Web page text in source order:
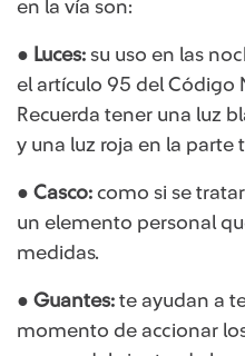
en la vía son:
● Luces: su uso en las
el artículo 95 del Código
Recuerda tener una luz
y una luz roja en la parte
● Casco: como si se
un elemento personal
medidas.
● Guantes: te ayudan a
momento de accionar